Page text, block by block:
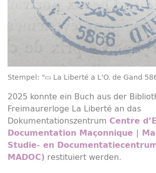
Stempel: "▭ La Liberté a L'O. de Gand
2025 konnte ein Buch aus der
Freimaurerloge La Liberté an das
Dokumentationszentrum Centre
Documentation Maçonnique |
Studie- en
MADOC) restituiert werden.